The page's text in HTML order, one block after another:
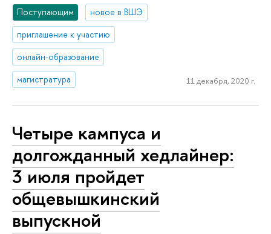
Поступающим
новое в ВШЭ
приглашение к участию
онлайн-образование
магистратура
11 декабря, 2020 г.
Четыре кампуса и
долгожданный хедлайнер:
3 июля пройдет
общевышкинский
выпускной